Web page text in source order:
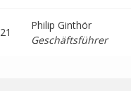
Philip Ginthör
Geschäftsführer